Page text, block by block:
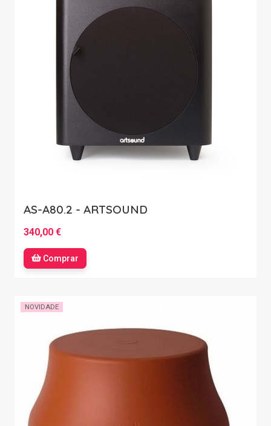
AS-A80.2 - ARTSOUND
340,00 €
Comprar
NOVIDADE